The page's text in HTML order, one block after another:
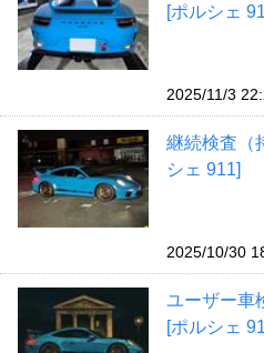
[ポルシェ
2025/11/3
継続検査（
シェ 911]
2025/10/30
ユーザー車
[ポルシェ